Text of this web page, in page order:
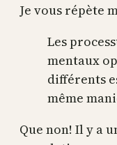
Je vous répète
Les
mentaux
différents
même
Que non! Il y a